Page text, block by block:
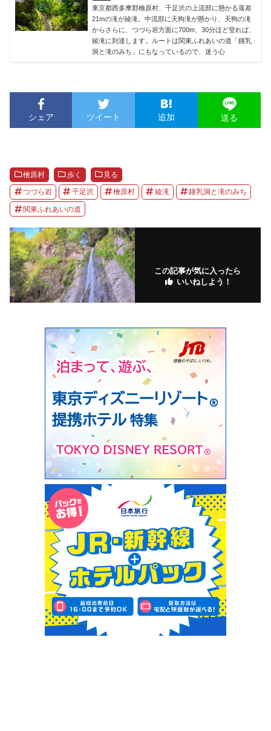
東京都西多摩郡檜原村、千足沢の上流部に懸かる落差
21mの滝が綾滝。中流部に天狗滝が懸かり、天狗の滝
からさらに、つづら岩方面に700m、30分ほど登れば、
綾滝に到達します。ルートは関東ふれあいの道「鍾乳
洞と滝のみち」にもなっているので、迷う心
シェア ツイート 追加 送る
檜原村 歩く 見る
つづら岩 千足沢 檜原村 綾滝 鍾乳洞と滝のみち
関東ふれあいの道
この記事が気に入ったら
いいねしよう！